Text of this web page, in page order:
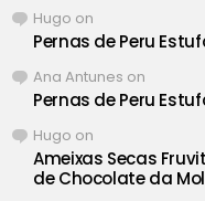
Hugo on
Pernas de Peru
Ana Antunes on
Pernas de Peru
Hugo on
Ameixas Secas
de Chocolate da